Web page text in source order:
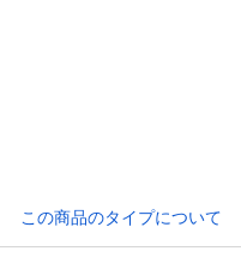
この商品のタイプについて